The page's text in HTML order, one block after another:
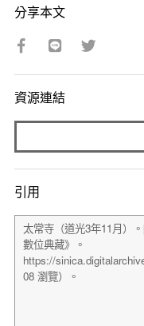
分享本文
資源連結
引用